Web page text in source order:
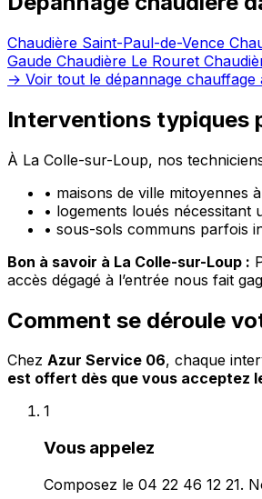
Chaudière Saint-Paul-de-Vence
Gaude Chaudière Le Rouret
→ Voir tout le dépannage chauffage
Interventions typiques
À La Colle-sur-Loup, nos
• maisons de ville mitoyennes
• logements loués nécessitant
• sous-sols communs parfois
Bon à savoir à La Colle-sur-Loup :
accès dégagé à l’entrée nous fait
Comment se déroule
Chez Azur Service 06, chaque
est offert dès que vous acceptez
1
Vous appelez
Composez le 04 22 46 12 21.